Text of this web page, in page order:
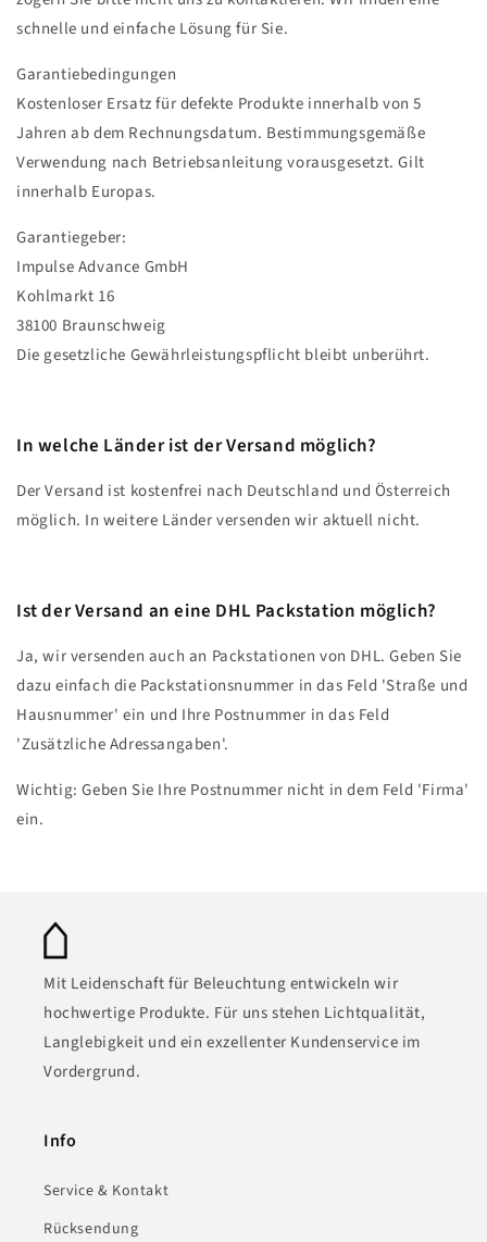
schnelle und einfache Lösung für Sie.
Garantiebedingungen
Kostenloser Ersatz für defekte Produkte innerhalb von 5
Jahren ab dem Rechnungsdatum. Bestimmungsgemäße
Verwendung nach Betriebsanleitung vorausgesetzt. Gilt
innerhalb Europas.
Garantiegeber:
Impulse Advance GmbH
Kohlmarkt 16
38100 Braunschweig
Die gesetzliche Gewährleistungspflicht bleibt unberührt.
In welche Länder ist der Versand möglich?
Der Versand ist kostenfrei nach Deutschland und Österreich
möglich. In weitere Länder versenden wir aktuell nicht.
Ist der Versand an eine DHL Packstation möglich?
Ja, wir versenden auch an Packstationen von DHL. Geben Sie
dazu einfach die Packstationsnummer in das Feld 'Straße und
Hausnummer' ein und Ihre Postnummer in das Feld
'Zusätzliche Adressangaben'.
Wichtig: Geben Sie Ihre Postnummer nicht in dem Feld 'Firma'
ein.
Mit Leidenschaft für Beleuchtung entwickeln wir
hochwertige Produkte. Für uns stehen Lichtqualität,
Langlebigkeit und ein exzellenter Kundenservice im
Vordergrund.
Info
Service & Kontakt
Rücksendung